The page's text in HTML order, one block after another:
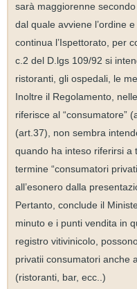
sarà maggiorenne
dal quale avviene l’ordine
continua l’Ispettorato, per
c.2 del D.lgs 109/92 si
ristoranti, gli ospedali, le
Inoltre il Regolamento,
riferisce al “consumatore”
(art.37), non sembra
quando ha inteso riferirsi a
termine “consumatori
all’esonero dalla
Pertanto, conclude il
minuto e i punti vendita in
registro vitivinicolo,
privatii consumatori anche
(ristoranti, bar, ecc..)